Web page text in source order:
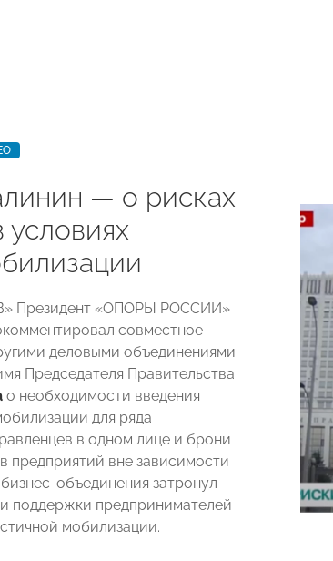
— о рисках
условиях
Президент «ОПОРЫ РОССИИ»
совместное
деловыми объединениями
Председателя Правительства
о необходимости введения
для ряда
в одном лице и брони
предприятий вне зависимости
объединения затронул
поддержки предпринимателей
мобилизации.